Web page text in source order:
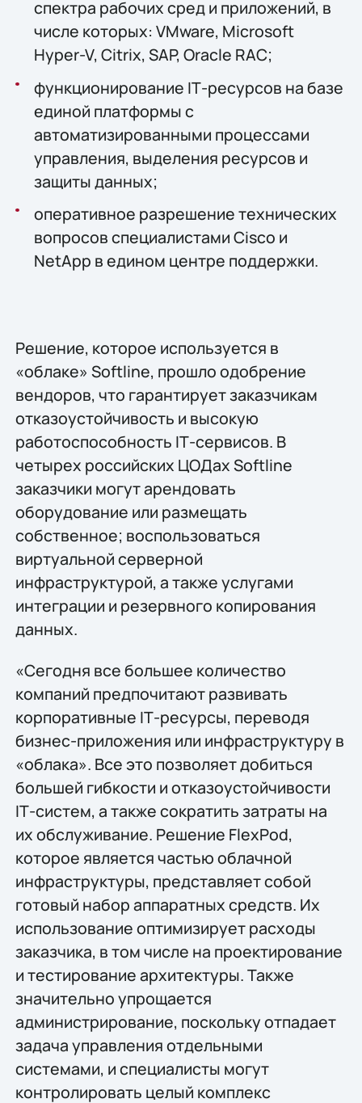
спектра рабочих сред и приложений, в
числе которых: VMware, Microsoft
Hyper-V, Citrix, SAP, Oracle RAC;
функционирование IТ-ресурсов на базе
единой платформы с
автоматизированными процессами
управления, выделения ресурсов и
защиты данных;
оперативное разрешение технических
вопросов специалистами Cisco и
NetApp в едином центре поддержки.
Решение, которое используется в
«облаке» Softline, прошло одобрение
вендоров, что гарантирует заказчикам
отказоустойчивость и высокую
работоспособность IТ-сервисов. В
четырех российских ЦОДах Softline
заказчики могут арендовать
оборудование или размещать
собственное; воспользоваться
виртуальной серверной
инфраструктурой, а также услугами
интеграции и резервного копирования
данных.
«Сегодня всe большее количество
компаний предпочитают развивать
корпоративные IТ-ресурсы, переводя
бизнес-приложения или инфраструктуру в
«облака». Все это позволяет добиться
большей гибкости и отказоустойчивости
IТ-систем, а также сократить затраты на
их обслуживание. Решение FlexPod,
которое является частью облачной
инфраструктуры, представляет собой
готовый набор аппаратных средств. Их
использование оптимизирует расходы
заказчика, в том числе на проектирование
и тестирование архитектуры. Также
значительно упрощается
администрирование, поскольку отпадает
задача управления отдельными
системами, и специалисты могут
контролировать целый комплекс